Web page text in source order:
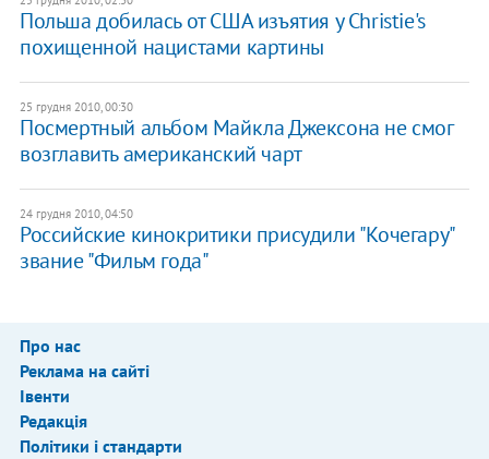
Польша добилась от США изъятия у Christie's
похищенной нацистами картины
25 грудня 2010, 00:30
Посмертный альбом Майкла Джексона не смог
возглавить американский чарт
24 грудня 2010, 04:50
Российские кинокритики присудили "Кочегару"
звание "Фильм года"
Про нас
Реклама на сайті
Івенти
Редакція
Політики і стандарти